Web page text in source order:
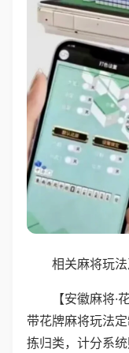
相关麻将玩
【安徽麻将
带花牌麻将玩法
拣归类，计分系